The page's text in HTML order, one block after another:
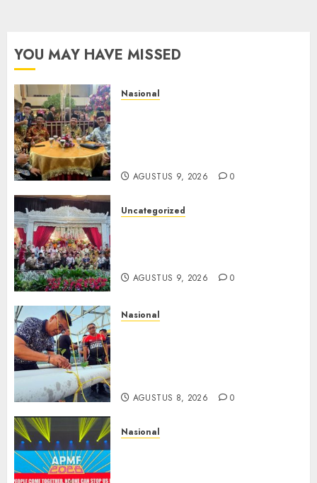
YOU MAY HAVE MISSED
Nasional
AGUSTUS 9, 2026 0
Uncategorized
AGUSTUS 9, 2026 0
Nasional
AGUSTUS 8, 2026 0
Nasional